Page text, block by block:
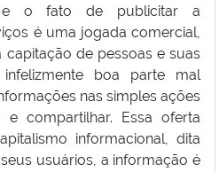
e o fato de publicitar a
é uma jogada comercial,
de pessoas e suas
infelizmente boa parte mal
nas simples ações
compartilhar. Essa oferta
informacional, dita
usuários, a informação é